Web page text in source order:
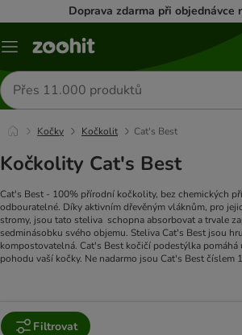
Doprava zdarma při objednávce
Menu
Hledat
produkty
Kočky Kočkolit Cat's Best
Kočkolity Cat's Best
Cat's Best - 100% přírodní kočkolity, bez chemických
odbouratelné. Díky aktivním dřevěným vláknům, pro
stromy, jsou tato steliva schopna absorbovat a trvale
sedminásobku svého objemu. Steliva Cat's Best jsou
kompostovatelná. Cat's Best kočičí podestýlka
pohodu vaší kočky. Ne nadarmo jsou Cat's Best číslem
Filtrovat